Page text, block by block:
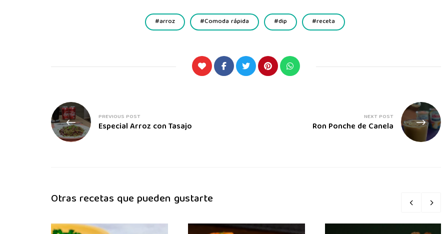
arroz Comoda rápida dip receta
PREVIOUS POST
Especial Arroz con Tasajo
NEXT POST
Ron Ponche de Canela
Otras recetas que pueden gustarte